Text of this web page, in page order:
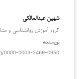
شهین عبدالمالکی
گروه آموزش روانشناسی و
نویسنده
0000-0003-2469-0950